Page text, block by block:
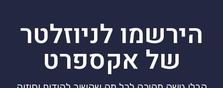
הירשמו לניוזלטר
של אקספרט